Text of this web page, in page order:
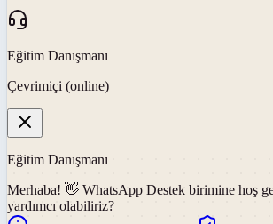
Eğitim Danışmanı
Çevrimiçi (online)
Eğitim Danışmanı
Merhaba! 👋 WhatsApp Destek birimine hoş
yardımcı olabiliriz?